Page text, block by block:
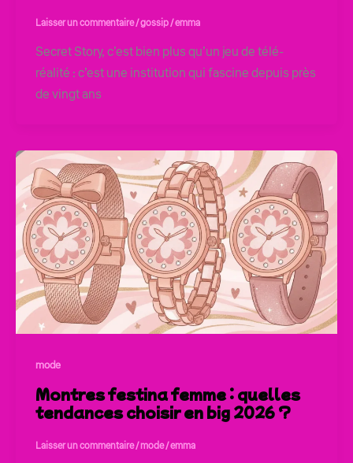
Laisser un commentaire/gossip/emma
Secret Story, c’est bien plus qu’un jeu de télé-
réalité : c’est une institution qui fascine depuis près
de vingt ans
mode
Montres festina femme : quelles
tendances choisir en big 2026 ?
Laisser un commentaire/mode/emma